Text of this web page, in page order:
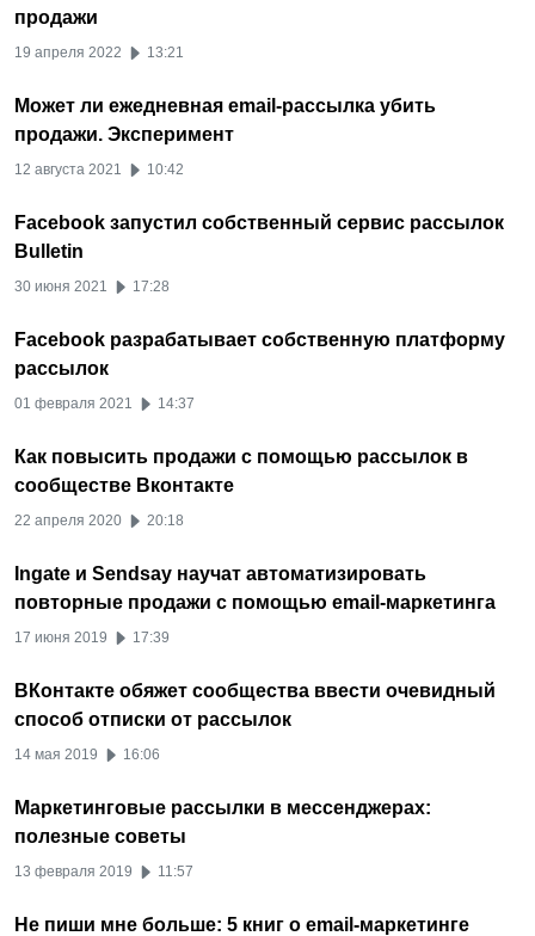
продажи
19 апреля 2022 13:21
Может ли ежедневная email-рассылка убить
продажи. Эксперимент
12 августа 2021 10:42
Facebook запустил собственный сервис рассылок
Bulletin
30 июня 2021 17:28
Facebook разрабатывает собственную платформу
рассылок
01 февраля 2021 14:37
Как повысить продажи с помощью рассылок в
сообществе Вконтакте
22 апреля 2020 20:18
Ingate и Sendsay научат автоматизировать
повторные продажи с помощью email-маркетинга
17 июня 2019 17:39
ВКонтакте обяжет сообщества ввести очевидный
способ отписки от рассылок
14 мая 2019 16:06
Маркетинговые рассылки в мессенджерах:
полезные советы
13 февраля 2019 11:57
Не пиши мне больше: 5 книг о email-маркетинге